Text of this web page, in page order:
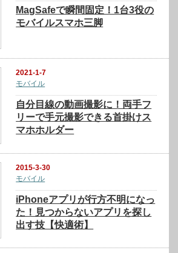
MagSafeで瞬間固定！1台3役の
モバイルスマホ三脚
2021-1-7
モバイル
自分目線の動画撮影に！両手フ
リーで手元撮影できる首掛けス
マホホルダー
2015-3-30
モバイル
iPhoneアプリが行方不明になっ
た！見つからないアプリを探し
出す技【快適術】